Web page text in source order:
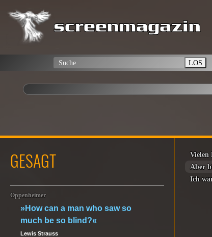
LOS
Vielen
Aber
Ich
GESAGT
Oppenheimer
»How can a man who saw so
much be so blind?«
Lewis Strauss